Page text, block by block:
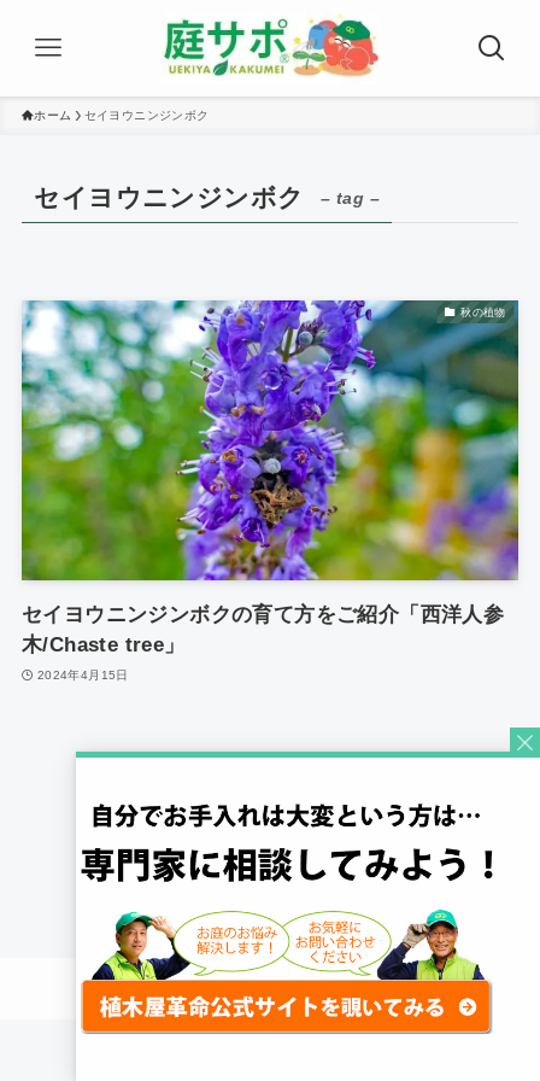
ホーム セイヨウニンジンボク
セイヨウニンジンボク – tag –
秋の植物
セイヨウニンジンボクの育て方をご紹介「西洋人参
木/Chaste tree」
2024年4月15日
1